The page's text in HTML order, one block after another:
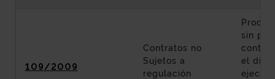
109/2009
Contratos no
Sujetos a
regulación
sin
el